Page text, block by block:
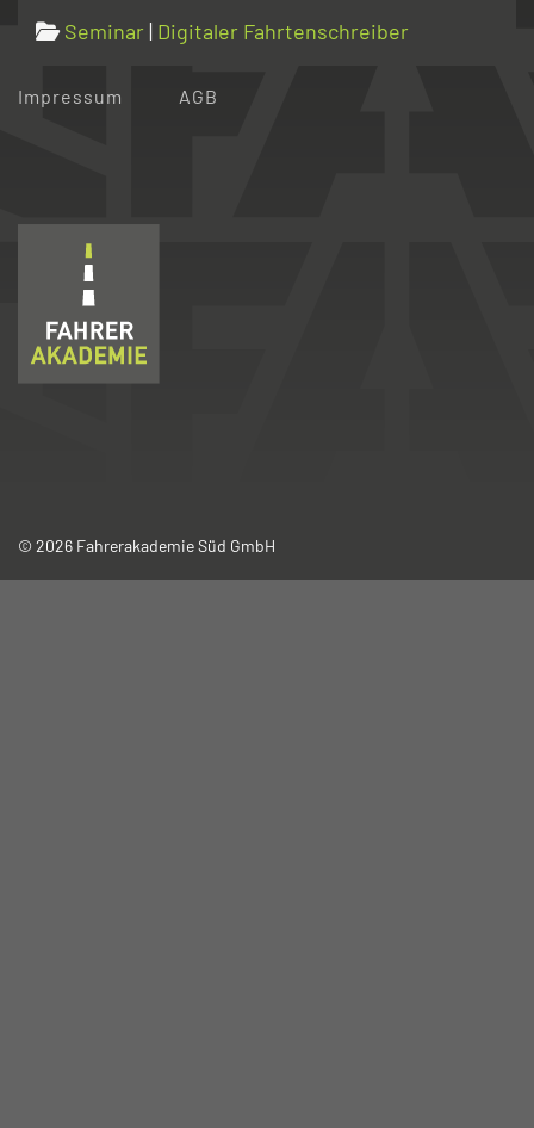
Seminar | Digitaler Fahrtenschreiber
Datenschutz
Impressum AGB
© 2026 Fahrerakademie Süd GmbH